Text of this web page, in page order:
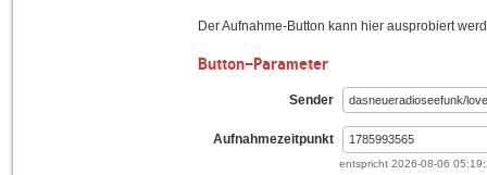
Der Aufnahme-Button kann hier ausprobiert
Button-Parameter
Sender
Aufnahmezeitpunkt
entspricht 2026-08-06